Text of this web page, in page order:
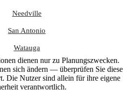
Needville
San Antonio
Watauga
dienen nur zu Planungszwecken.
sich ändern — überprüfen Sie diese
Die Nutzer sind allein für ihre eigene
verantwortlich.